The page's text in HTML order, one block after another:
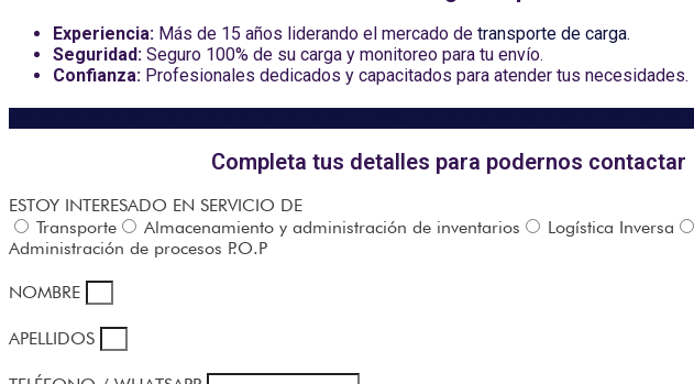
Experiencia: Más de 15 años liderando el mercado de transporte de carga.
Seguridad: Seguro 100% de su carga y monitoreo para tu envío.
Confianza: Profesionales dedicados y capacitados para atender tus necesidades.
Completa tus detalles para podernos contactar
ESTOY INTERESADO EN SERVICIO DE
Transporte
Almacenamiento y administración de inventarios Logística Inversa
Administración de procesos P.O.P
NOMBRE
APELLIDOS